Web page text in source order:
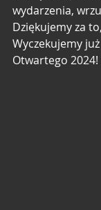
wydarzenia,
Dziękujemy za
Wyczekujemy
Otwartego 2024!